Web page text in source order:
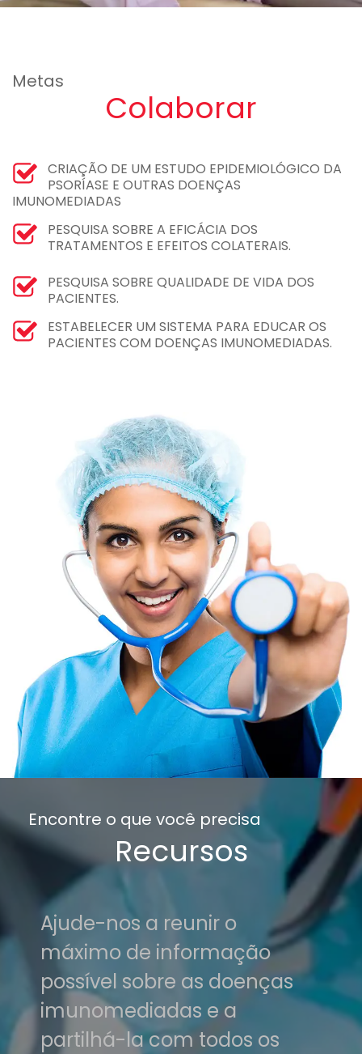
Metas
Colaborar
CRIAÇÃO DE UM ESTUDO EPIDEMIOLÓGICO DA
PSORÍASE E OUTRAS DOENÇAS
IMUNOMEDIADAS
PESQUISA SOBRE A EFICÁCIA DOS
TRATAMENTOS E EFEITOS COLATERAIS.
PESQUISA SOBRE QUALIDADE DE VIDA DOS
PACIENTES.
ESTABELECER UM SISTEMA PARA EDUCAR OS
PACIENTES COM DOENÇAS IMUNOMEDIADAS.
Encontre o que você precisa
Recursos
Ajude-nos a reunir o
máximo de informação
possível sobre as doenças
imunomediadas e a
partilhá-la com todos os